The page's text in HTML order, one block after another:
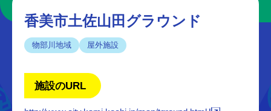
香美市土佐山田グラウンド
物部川地域 屋外施設
施設のURL